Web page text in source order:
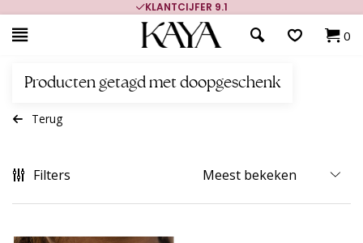
KLANTCIJFER 9.1
0
Producten getagd met doopgeschenk
Terug
Filters